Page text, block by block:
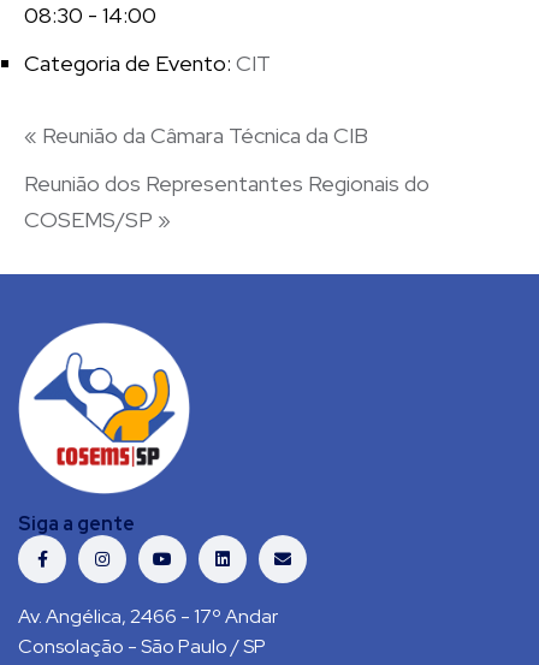
08:30 - 14:00
Categoria de Evento: CIT
« Reunião da Câmara Técnica da CIB
Reunião dos Representantes Regionais do
COSEMS/SP »
Siga a gente
Av. Angélica, 2466 - 17º Andar
Consolação - São Paulo / SP